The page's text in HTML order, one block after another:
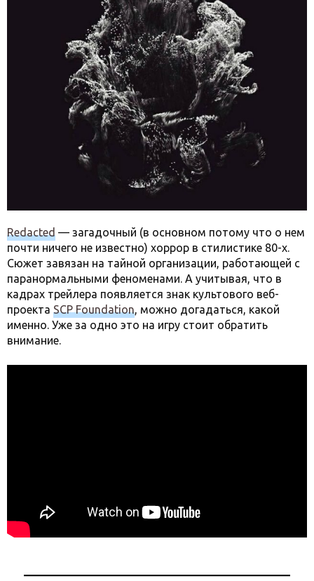
Redacted — загадочный (в основном потому что о нем
почти ничего не известно) хоррор в стилистике 80-х.
Сюжет завязан на тайной организации, работающей с
паранормальными феноменами. А учитывая, что в
кадрах трейлера появляется знак культового веб-
проекта SCP Foundation , можно догадаться, какой
именно. Уже за одно это на игру стоит обратить
внимание.